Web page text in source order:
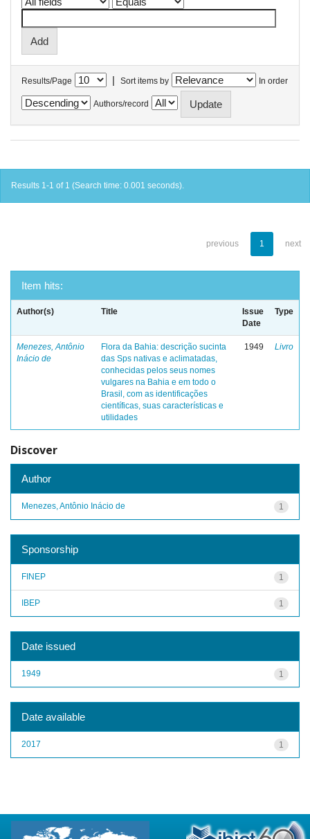
Results/Page | Sort items by In order
Authors/record
Results 1-1 of 1 (Search time: 0.001 seconds).
previous 1 next
Item hits:
Author(s) Title
Issue
Date
Type
Menezes, Antônio
Inácio de
Flora da Bahia: descrição sucinta
das Sps nativas e aclimatadas,
conhecidas pelos seus nomes
vulgares na Bahia e em todo o
Brasil, com as identificações
científicas, suas características e
utilidades
1949 Livro
Discover
Author
1
Menezes, Antônio Inácio de
Sponsorship
1
FINEP
1
IBEP
Date issued
1
1949
Date available
1
2017